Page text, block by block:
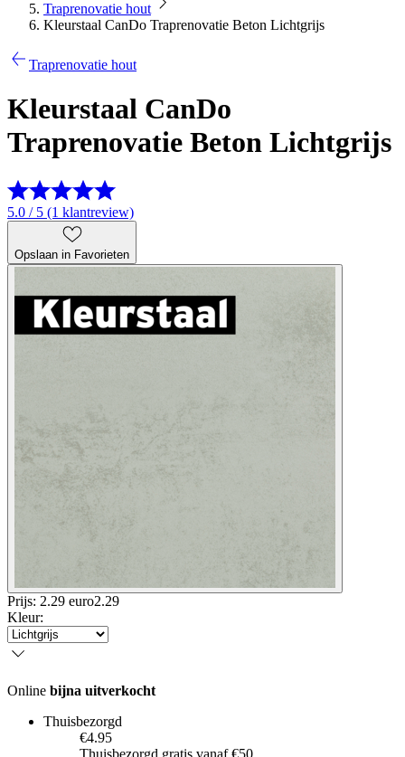
Traprenovatie hout
Kleurstaal CanDo Traprenovatie Beton Lichtgrijs
Traprenovatie hout
Kleurstaal CanDo
Traprenovatie Beton Lichtgrijs
5.0 / 5 (1 klantreview)
Opslaan in Favorieten
Prijs: 2.29 euro2.29
Kleur:
Online bijna uitverkocht
Thuisbezorgd
€4.95
Thuisbezorgd gratis vanaf €50